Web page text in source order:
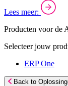
Lees meer:
Producten voor de
Selecteer jouw
ERP One
Back to